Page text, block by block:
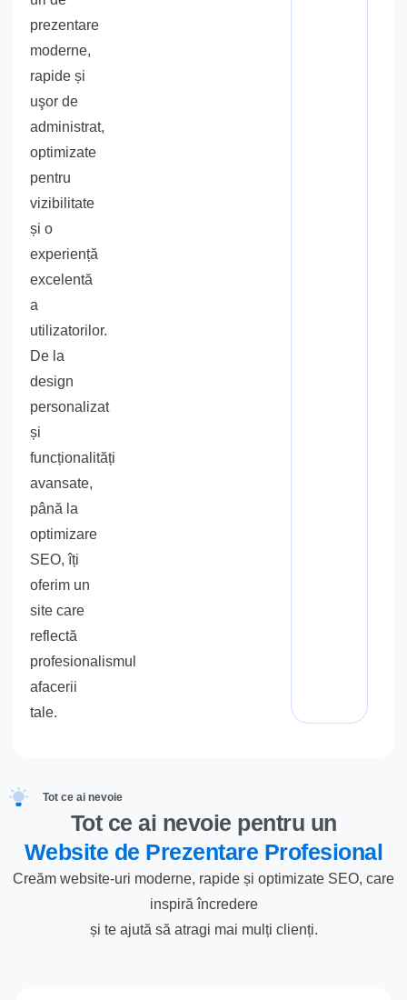
prezentare
moderne,
rapide și
uşor de
administrat,
optimizate
pentru
vizibilitate
și o
experiență
excelentă
a
utilizatorilor.
De la
design
personalizat
și
funcționalități
avansate,
până la
optimizare
SEO, îți
oferim un
site care
reflectă
profesionalismul
afacerii
tale.
Tot ce ai nevoie
Tot ce ai nevoie pentru un
Website de Prezentare Profesional
Creăm website-uri moderne, rapide și optimizate SEO, care
inspiră încredere
și te ajută să atragi mai mulți clienți.